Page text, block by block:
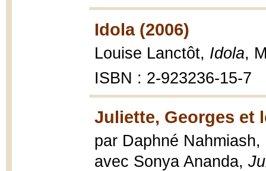
Idola (2006)
Louise Lanctôt, Idola,
ISBN : 2-923236-15-7
Juliette, Georges et
par Daphné
avec Sonya Ananda,